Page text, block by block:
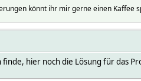
könnt ihr mir gerne einen Kaffee
hier noch die Lösung für das